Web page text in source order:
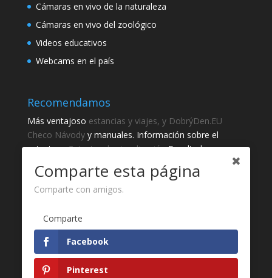
Cámaras en vivo de la naturaleza
Cámaras en vivo del zoológico
Videos educativos
Webcams en el país
Recomendamos
Más ventajoso estancias y viajes, y DobrýDen.EU
Checo Návodyy manuales. Información sobre el
catastro -Catastro de visualizaciónResultados
Cómo registrarse pararecibos
Gracias
Fotografie zPixabay
Desarrollo de sitio web - Jan Brokeš, Brofi.eu
Comparte esta página
Comparte con amigos.
Comparte
Facebook
Pinterest